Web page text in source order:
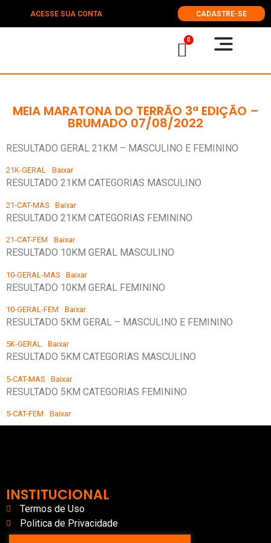
ACESSE SUA CONTA CADASTRE-SE
0
MEIA MARATONA DO TERRÃO 3ª EDIÇÃO –
BRUMADO 07/08/2022
RESULTADO GERAL 21KM – MASCULINO E FEMININO
21K-GERAL Baixar
RESULTADO 21KM CATEGORIAS MASCULINO
21-CAT-MAS Baixar
RESULTADO 21KM CATEGORIAS FEMININO
21-CAT-FEM Baixar
RESULTADO 10KM GERAL MASCULINO
10-GERAL-MAS Baixar
RESULTADO 10KM GERAL FEMININO
10-GERAL-FEM Baixar
RESULTADO 5KM GERAL – MASCULINO E FEMININO
5K-GERAL Baixar
RESULTADO 5KM CATEGORIAS MASCULINO
5-CAT-MAS Baixar
RESULTADO 5KM CATEGORIAS FEMININO
5-CAT-FEM Baixar
INSTITUCIONAL
Termos de Uso
Politica de Privacidade